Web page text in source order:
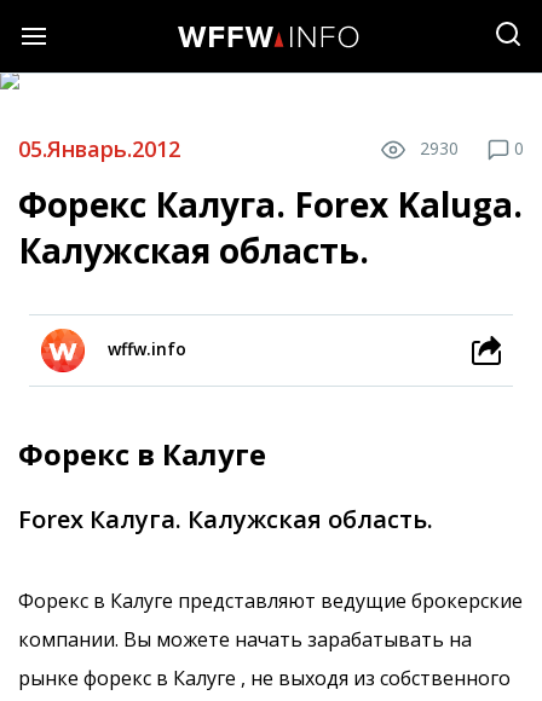
05.Январь.2012 2930 0
Форекс Калуга. Forex Kaluga.
Калужская область.
wffw.info
Форекс в Калуге
Forex Калуга. Калужская область.
Форекс в Калуге представляют ведущие брокерские
компании. Вы можете начать зарабатывать на
рынке форекс в Калуге , не выходя из собственного